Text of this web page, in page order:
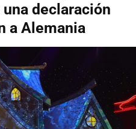
declaración
a Alemania